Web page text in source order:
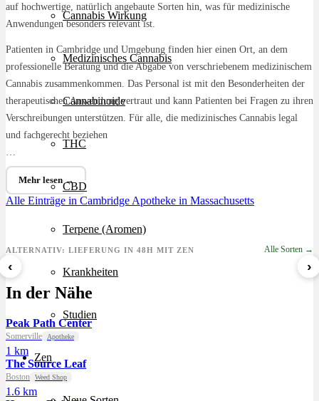
Cannabis Wirkung
Medizinisches Cannabis
Cannabinoide
THC
CBD
Terpene (Aromen)
Krankheiten
Studien
Zen
auf hochwertige, natürlich angebaute Sorten hin, was für medizinische
Anwendungen besonders relevant ist.
Patienten in Cambridge und Umgebung finden hier einen Ort, an dem
professionelle Beratung und die Abgabe von verschriebenem medizinischem
Cannabis zusammenkommen. Das Personal ist mit den Besonderheiten der
therapeutischen Anwendung vertraut und kann Patienten bei Fragen zu ihren
Verschreibungen unterstützen. Für alle, die medizinisches Cannabis legal
und fachgerecht beziehen
…
Mehr lesen →
Alle Einträge in Cambridge Apotheke in Massachusetts
ALTERNATIV: LIEFERUNG IN 48H MIT ZEN Alle Sorten →
‹
Sour Mintz Haze
ab 5,99 €/g
›
In der Nähe
Peak Path Center
Somerville Apotheke
1 km
The Source Leaf
Boston Weed Shop
1.6 km